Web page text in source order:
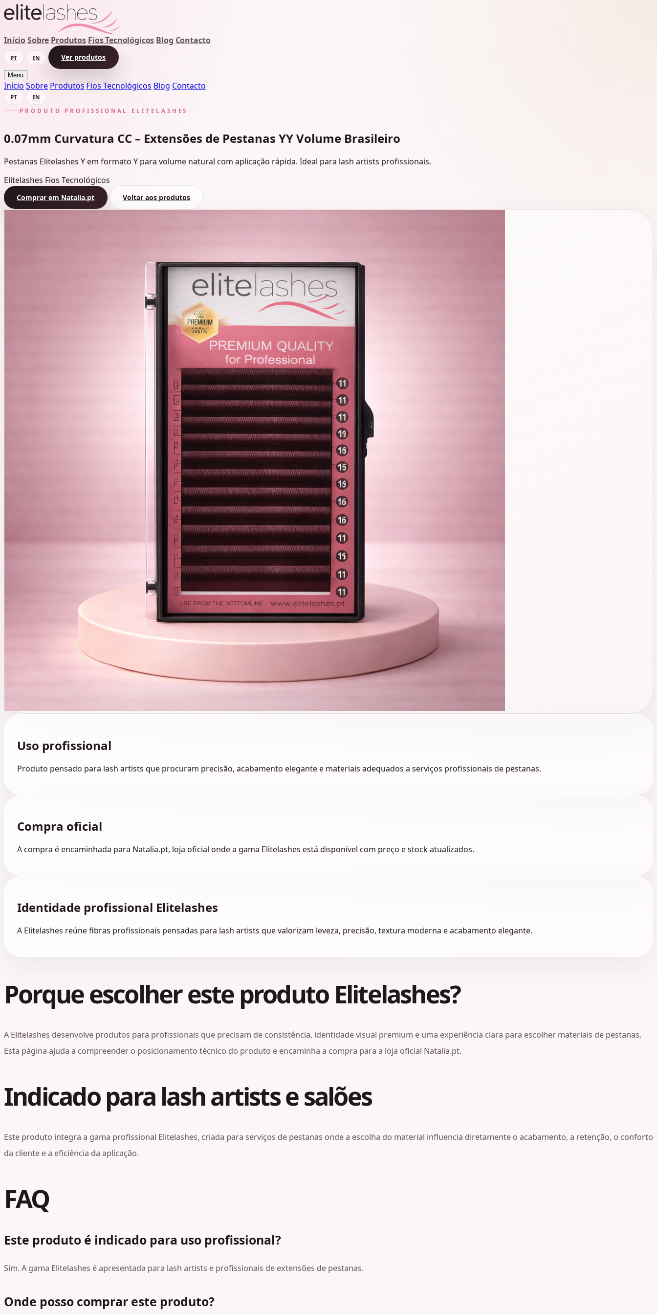
InícioSobre Produtos Fios Tecnológicos Blog Contacto
PT EN Ver produtos
Menu
Início Sobre Produtos Fios Tecnológicos Blog Contacto
PT
EN
PRODUTO PROFISSIONAL ELITELASHES
0.07mm Curvatura CC – Extensões de Pestanas YY Volume Brasileiro
Pestanas Elitelashes Y em formato Y para volume natural com aplicação rápida. Ideal para lash artists profissionais.
Elitelashes Fios Tecnológicos
Comprar em Natalia.pt Voltar aos produtos
Uso profissional
Produto pensado para lash artists que procuram precisão, acabamento elegante e materiais adequados a serviços profissionais de pestanas.
Compra oficial
A compra é encaminhada para Natalia.pt, loja oficial onde a gama Elitelashes está disponível com preço e stock atualizados.
Identidade profissional Elitelashes
A Elitelashes reúne fibras profissionais pensadas para lash artists que valorizam leveza, precisão, textura moderna e acabamento elegante.
Porque escolher este produto Elitelashes?
A Elitelashes desenvolve produtos para profissionais que precisam de consistência, identidade visual premium e uma experiência clara para escolher materiais de pestanas.
Esta página ajuda a compreender o posicionamento técnico do produto e encaminha a compra para a loja oficial Natalia.pt.
Indicado para lash artists e salões
Este produto integra a gama profissional Elitelashes, criada para serviços de pestanas onde a escolha do material influencia diretamente o acabamento, a retenção, o conforto
da cliente e a eficiência da aplicação.
FAQ
Este produto é indicado para uso profissional?
Sim. A gama Elitelashes é apresentada para lash artists e profissionais de extensões de pestanas.
Onde posso comprar este produto?